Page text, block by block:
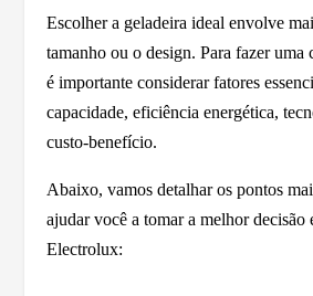
Escolher a geladeira ideal envolve
tamanho ou o design. Para fazer uma
é importante considerar fatores
capacidade, eficiência energética,
custo-benefício.
Abaixo, vamos detalhar os pontos
ajudar você a tomar a melhor decisão
Electrolux: